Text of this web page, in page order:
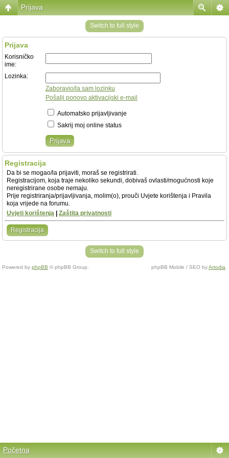
Prijava
Switch to full style
Prijava
Korisničko
ime:
Lozinka:
Zaboravio/la sam lozinku
Pošalji ponovo aktivacijski e-mail
Automatsko prijavljivanje
Sakrij moj online status
Registracija
Da bi se mogao/la prijaviti, moraš se registrirati.
Registracijom, koja traje nekoliko sekundi, dobivaš ovlasti/mogućnosti koje
neregistrirane osobe nemaju.
Prije registriranja/prijavljivanja, molim(o), prouči Uvjete korištenja i Pravila
koja vrijede na forumu.
Uvjeti korištenja
Zaštita privatnosti
Registracija
Switch to full style
Powered by phpBB © phpBB Group. phpBB Mobile / SEO byArtodia
Početna